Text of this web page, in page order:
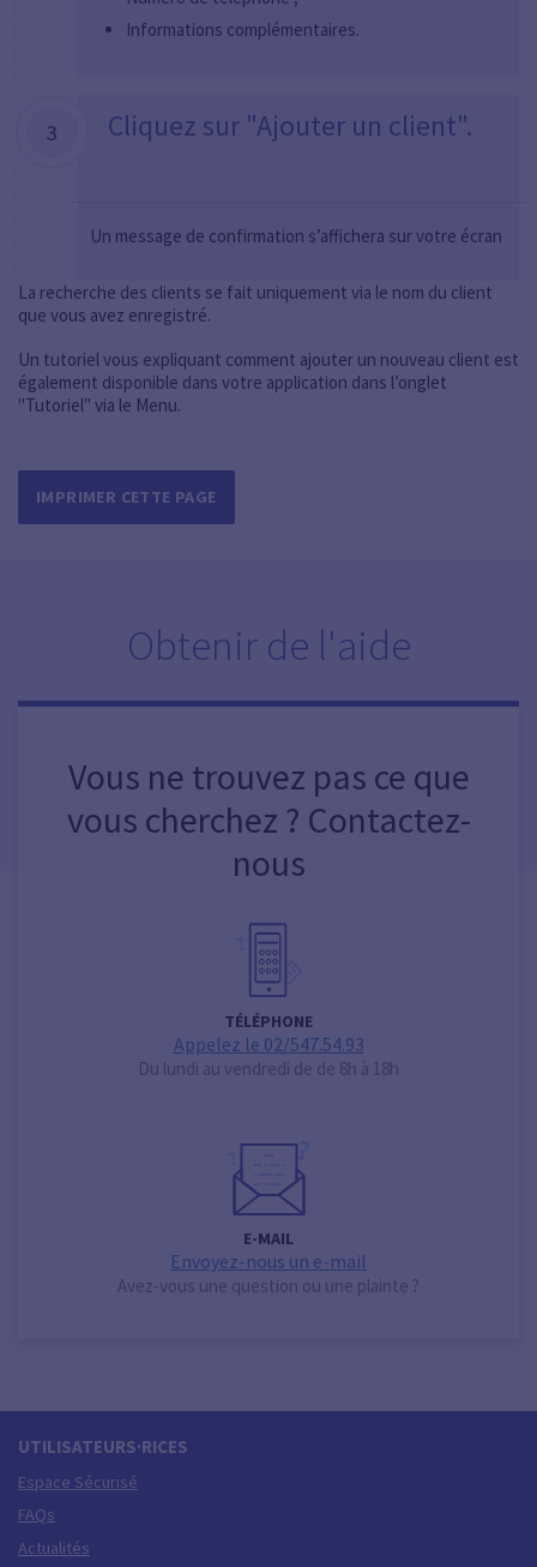
Informations complémentaires.
3 Cliquez sur "Ajouter un client".
Un message de confirmation s’affichera sur votre écran
La recherche des clients se fait uniquement via le nom du client
que vous avez enregistré.
Un tutoriel vous expliquant comment ajouter un nouveau client est
également disponible dans votre application dans l’onglet
"Tutoriel" via le Menu.
IMPRIMER CETTE PAGE
Obtenir de l'aide
Vous ne trouvez pas ce que
vous cherchez ? Contactez-
nous
TÉLÉPHONE
Appelez le 02/547.54.93
Du lundi au vendredi de de 8h à 18h
E-MAIL
Envoyez-nous un e-mail
Avez-vous une question ou une plainte ?
UTILISATEURS·RICES
Espace Sécurisé
FAQs
Actualités